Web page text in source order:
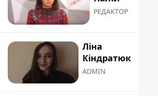
РЕДАКТОР
Ліна
Кіндратюк
ADMIN